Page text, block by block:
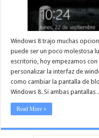
Windows 8 trajo muchas
puede ser un poco molestosa
escritorio, hoy empezamos
personalizar la interfaz de
como cambiar la pantalla de
Windows 8. Si ambas pantallas
Read More »